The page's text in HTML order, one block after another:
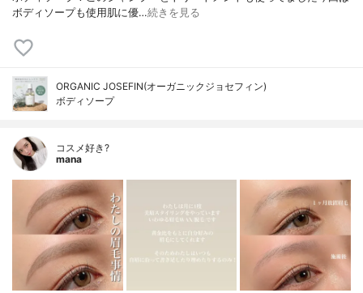
ボディソープも使用肌に優…続きを見る
ORGANIC JOSEFIN(オーガニックジョセフィン)
ボディソープ
コスメ好き?
mana